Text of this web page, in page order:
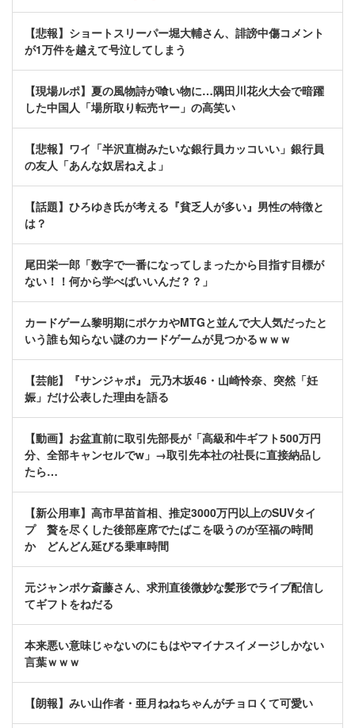
【悲報】ショートスリーパー堀大輔さん、誹謗中傷コメント
が1万件を越えて号泣してしまう
【現場ルポ】夏の風物詩が喰い物に…隅田川花火大会で暗躍
した中国人「場所取り転売ヤー」の高笑い
【悲報】ワイ「半沢直樹みたいな銀行員カッコいい」銀行員
の友人「あんな奴居ねえよ」
【話題】ひろゆき氏が考える『貧乏人が多い』男性の特徴と
は？
尾田栄一郎「数字で一番になってしまったから目指す目標が
ない！！何から学べばいいんだ？？」
カードゲーム黎明期にポケカやMTGと並んで大人気だったと
いう誰も知らない謎のカードゲームが見つかるｗｗｗ
【芸能】『サンジャポ』 元乃木坂46・山崎怜奈、突然「妊
娠」だけ公表した理由を語る
【動画】お盆直前に取引先部長が「高級和牛ギフト500万円
分、全部キャンセルでw」→取引先本社の社長に直接納品し
たら…
【新公用車】高市早苗首相、推定3000万円以上のSUVタイ
プ 贅を尽くした後部座席でたばこを吸うのが至福の時間
か どんどん延びる乗車時間
元ジャンポケ斎藤さん、求刑直後微妙な髪形でライブ配信し
てギフトをねだる
本来悪い意味じゃないのにもはやマイナスイメージしかない
言葉ｗｗｗ
【朗報】みい山作者・亜月ねねちゃんがチョロくて可愛い